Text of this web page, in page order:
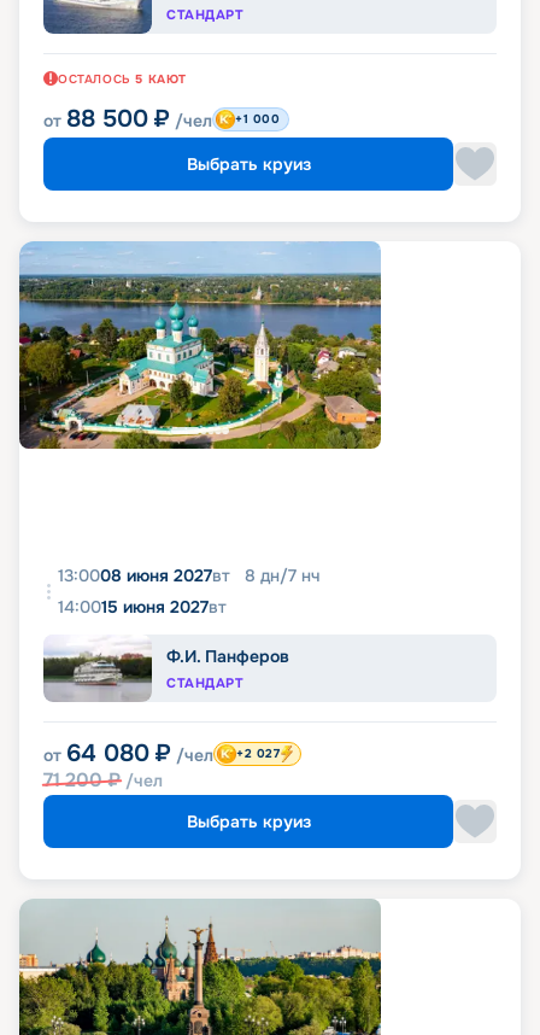
СТАНДАРТ
ОСТАЛОСЬ 5 КАЮТ
от 88 500 ₽ /чел +1 000
Выбрать круиз
13:0008 июня 2027вт 8 дн/7 нч
14:0015 июня 2027вт
Ф.И. Панферов
СТАНДАРТ
от 64 080 ₽ /чел
71 200₽ /чел
+2 027
Выбрать круиз